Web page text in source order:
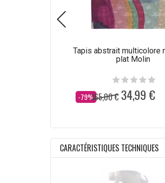
Tapis abstrait multicolore
plat Molin
-79%
Dès 165,00 € 34,99 €
CARACTÉRISTIQUES TECHNIQUES